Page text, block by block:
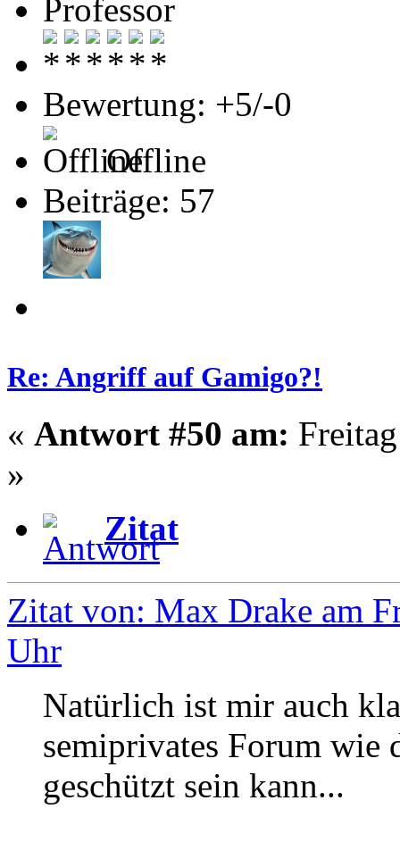
Professor
Bewertung: +5/-0
Offline
Beiträge: 57
Re: Angriff auf Gamigo?!
« Antwort #50 am:
»
Zitat
Zitat von: Max Drake am
Uhr
Natürlich ist mir auch
semiprivates Forum wie
geschützt sein kann...